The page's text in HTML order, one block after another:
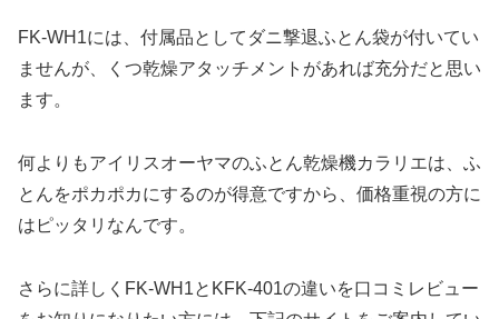
FK-WH1には、付属品としてダニ撃退ふとん袋が付いてい
ませんが、くつ乾燥アタッチメントがあれば充分だと思い
ます。
何よりもアイリスオーヤマのふとん乾燥機カラリエは、ふ
とんをポカポカにするのが得意ですから、価格重視の方に
はピッタリなんです。
さらに詳しくFK-WH1とKFK-401の違いを口コミレビュー